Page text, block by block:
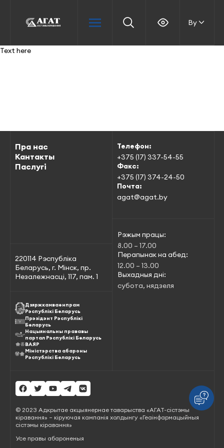
By
Text here
© 2023 Адкрытае акцыянернае таварыства «АГАТ-сістэмы
кіравання» – кіруючая кампанія холдынгу «Геаінфармацыйныя
сістэмы кіравання»
Усе правы абароненыя
Пра нас
Кантакты
Паслугі
Рэжым працы:
8.00 – 17.00
Перапынак на абед:
12.00 – 13.00
Выхадныя дні:
субота, нядзеля
Дзяржкамваенпрам
Рэспублікі Беларусь
Прэзідэнт Рэспублікі
Беларусь
Нацыянальны прававы
партал Рэспублікі Беларусь
ВАЯР
Міністэрства абароны
Рэспублікі Беларусь
Телефон:
+375 (17) 337-54-55
Факс:
+375 (17) 374-24-50
Почта:
agat@agat.by
220114 Рэспубліка
Беларусь, г. Мінск, пр.
Незалежнасці, 117, пам. 1